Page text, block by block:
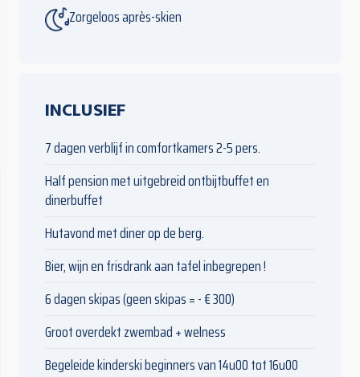
Zorgeloos après-skien
INCLUSIEF
7 dagen verblijf in comfortkamers 2-5 pers.
Half pension met uitgebreid ontbijtbuffet en
dinerbuffet
Hutavond met diner op de berg.
Bier, wijn en frisdrank aan tafel inbegrepen !
6 dagen skipas (geen skipas = - € 300)
Groot overdekt zwembad + welness
Begeleide kinderski beginners van 14u00 tot 16u00